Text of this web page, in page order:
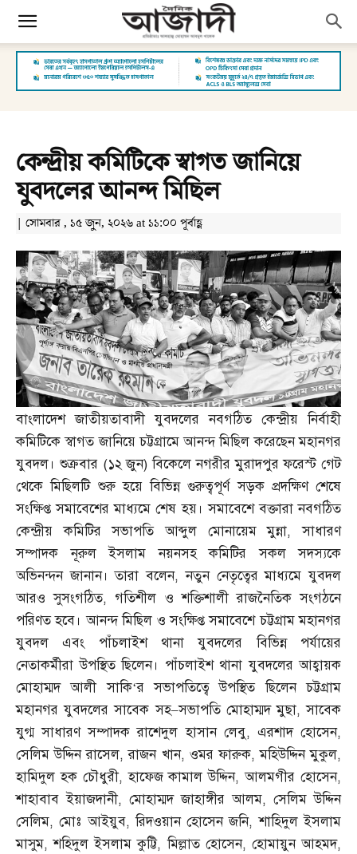
কেন্দ্রীয় কমিটিকে স্বাগত জানিয়ে
যুবদলের আনন্দ মিছিল
| সোমবার , ১৫ জুন, ২০২৬ at ১১:০০ পূর্বাহ্ণ
বাংলাদেশ জাতীয়তাবাদী যুবদলের নবগঠিত কেন্দ্রীয় নির্বাহী
কমিটিকে স্বাগত জানিয়ে চট্টগ্রামে আনন্দ মিছিল করেছেন মহানগর
যুবদল। শুক্রবার (১২ জুন)বিকেলে নগরীর মুরাদপুর ফরেস্ট গেট
থেকে মিছিলটি শুরু হয়ে বিভিন্ন গুরুত্বপূর্ণ সড়ক প্রদক্ষিণ শেষে
সংক্ষিপ্ত সমাবেশের মাধ্যমে শেষ হয়। সমাবেশে বক্তারা নবগঠিত
কেন্দ্রীয় কমিটির সভাপতি আব্দুল মোনায়েম মুন্না,সাধারণ
সম্পাদক নূরুল ইসলাম নয়নসহ কমিটির সকল সদস্যকে
অভিনন্দন জানান। তারা বলেন,নতুন নেতৃত্বের মাধ্যমে যুবদল
আরও সুসংগঠিত,গতিশীল ও শক্তিশালী রাজনৈতিক সংগঠনে
পরিণত হবে। আনন্দ মিছিল ও সংক্ষিপ্ত সমাবেশে চট্টগ্রাম মহানগর
যুবদল এবং পাঁচলাইশ থানা যুবদলের বিভিন্ন পর্যায়ের
নেতাকর্মীরা উপস্থিত ছিলেন। পাঁচলাইশ থানা যুবদলের আহ্বায়ক
মোহাম্মদ আলী সাকি‘র সভাপতিত্বে উপস্থিত ছিলেন চট্টগ্রাম
মহানগর যুবদলের সাবেক সহ–সভাপতি মোহাম্মদ মুছা,সাবেক
যুগ্ম সাধারণ সম্পাদক রাশেদুল হাসান লেবু, এরশাদ হোসেন,
সেলিম উদ্দিন রাসেল,রাজন খান, ওমর ফারুক,মহিউদ্দিন মুকুল,
হামিদুল হক চৌধুরী,হাফেজ কামাল উদ্দিন,আলমগীর হোসেন,
শাহাবাব ইয়াজদানী, মোহাম্মদ জাহাঙ্গীর আলম, সেলিম উদ্দিন
সেলিম,মোঃ আইয়ুব,রিদওয়ান হোসেন জনি,শাহিদুল ইসলাম
মাসুম,শহিদুল ইসলাম কুট্টি,মিল্লাত হোসেন, হোমায়ুন আহমদ,